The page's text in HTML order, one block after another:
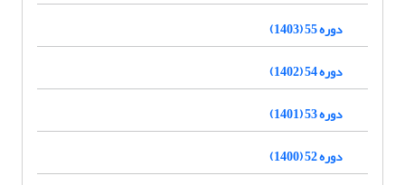
دوره 55 (1403)
دوره 54 (1402)
دوره 53 (1401)
دوره 52 (1400)